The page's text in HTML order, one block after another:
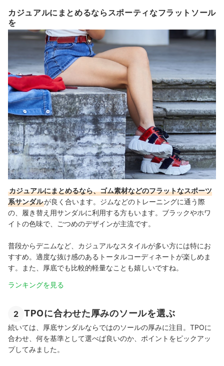
カジュアルにまとめるならスポーティなフラットソール
を
カジュアルにまとめるなら、ゴム素材などのフラットなスポーツ
系サンダルが良く合います。ジムなどのトレーニングに通う際
の、履き替え用サンダルに利用する方もいます。ブラックやホワ
イトの色味で、ごつめのデザインが主流です。
普段からデニムなど、カジュアルなスタイルが多い方には特にお
すすめ。適度な抜け感のあるトータルコーディネートが楽しめま
す。また、厚底でも比較的軽量なことも嬉しいですね。
ランキングを見る
2 TPOに合わせた厚みのソールを選ぶ
続いては、厚底サンダルならではのソールの厚みに注目。TPOに
合わせ、何を基準として選べば良いのか、ポイントをピックアッ
プしてみました。